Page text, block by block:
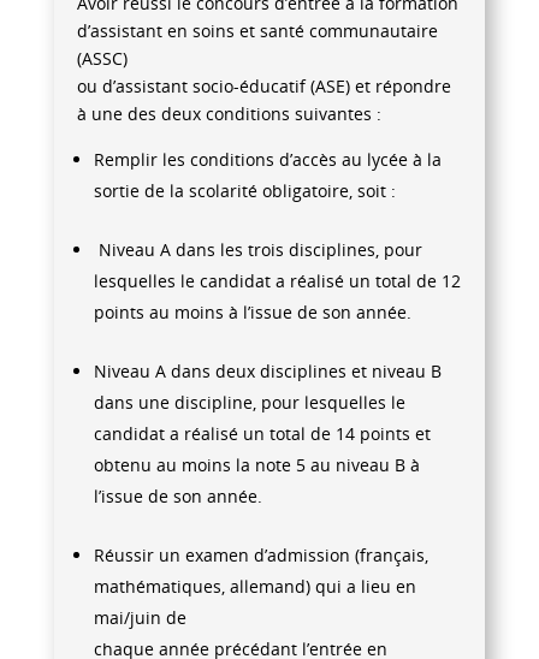
d’assistant en soins et santé communautaire
(ASSC)
ou d’assistant socio-éducatif (ASE) et répondre
à une des deux conditions suivantes :
Remplir les conditions d’accès au lycée à la
sortie de la scolarité obligatoire, soit :
Niveau A dans les trois disciplines, pour
lesquelles le candidat a réalisé un total de 12
points au moins à l’issue de son année.
Niveau A dans deux disciplines et niveau B
dans une discipline, pour lesquelles le
candidat a réalisé un total de 14 points et
obtenu au moins la note 5 au niveau B à
l’issue de son année.
Réussir un examen d’admission (français,
mathématiques, allemand) qui a lieu en
mai/juin de
chaque année précédant l’entrée en